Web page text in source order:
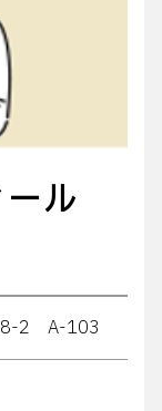
ル
8-2 A-103